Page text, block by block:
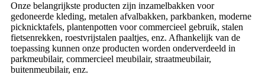
Onze belangrijkste producten zijn inzamelbakken voor
gedoneerde kleding, metalen afvalbakken, parkbanken, moderne
picknicktafels, plantenpotten voor commercieel gebruik, stalen
fietsenrekken, roestvrijstalen paaltjes, enz. Afhankelijk van de
toepassing kunnen onze producten worden onderverdeeld in
parkmeubilair, commercieel meubilair, straatmeubilair,
buitenmeubilair, enz.